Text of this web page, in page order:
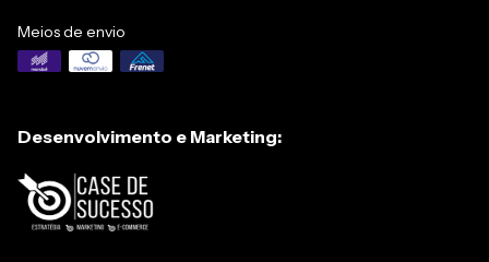
Meios de envio
Desenvolvimento e Marketing: